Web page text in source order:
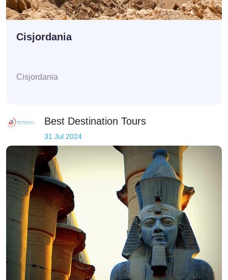
Cisjordania
Cisjordania
Best Destination Tours
31 Jul 2024